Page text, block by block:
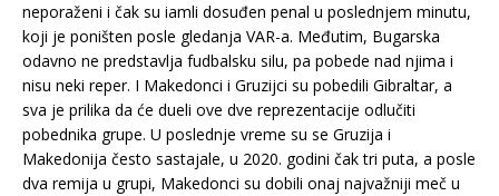
neporaženi i čak su iamli dosuđen penal u poslednjem minutu,
koji je poništen posle gledanja VAR-a. Međutim, Bugarska
odavno ne predstavlja fudbalsku silu, pa pobede nad njima i
nisu neki reper. I Makedonci i Gruzijci su pobedili Gibraltar, a
sva je prilika da će dueli ove dve reprezentacije odlučiti
pobednika grupe. U poslednje vreme su se Gruzija i
Makedonija često sastajale, u 2020. godini čak tri puta, a posle
dva remija u grupi, Makedonci su dobili onaj najvažniji meč u